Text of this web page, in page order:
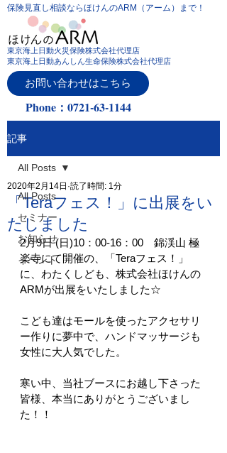
保険見直し相談ならほけんのARM（アーム）まで！
東京海上日動火災保険株式会社代理店
東京海上日動あんしん生命保険株式会社代理店
お問い合わせはこちら
Phone：0721-63-1144
記事
All Posts
セミナー
お知らせ
イベント
All Posts
「Teraフェス！」に出展をい
たしました
2020年2月14日 読了時間: 1分
2月9日 (日)10：00-16：00　錦渓山 極
楽寺にて開催の、「Teraフェス！」
に、わたくしども、株式会社ほけんの
ARMが出展をいたしました☆
こども達はモールを使ったアクセサリ
ー作りに夢中で、ハンドマッサージも
女性に大人気でした。
寒い中、当社ブースにお越し下さった
皆様、本当にありがとうございまし
た！！